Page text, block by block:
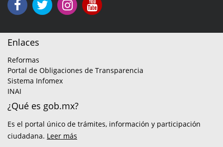
Enlaces
Reformas
Portal de Obligaciones de Transparencia
Sistema Infomex
INAI
¿Qué es gob.mx?
Es el portal único de trámites, información y participación
ciudadana. Leer más